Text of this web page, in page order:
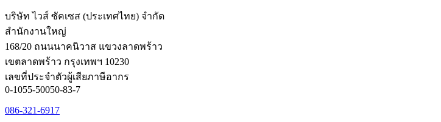
บริษัท ไวส์ ซัคเซส (ประเทศไทย) จำกัด
สำนักงานใหญ่
168/20 ถนนนาคนิวาส แขวงลาดพร้าว
เขตลาดพร้าว กรุงเทพฯ 10230
เลขที่ประจำตัวผู้เสียภาษีอากร
0-1055-50050-83-7
086-321-6917